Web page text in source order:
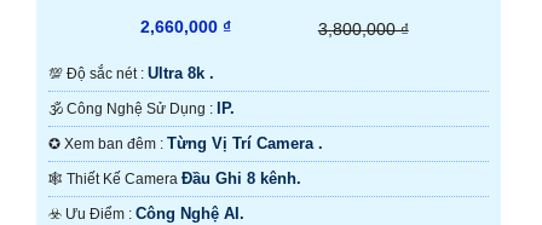
2,660,000 ₫ 3,800,000 ₫
💯 Độ sắc nét : Ultra 8k .
🕉️ Công Nghệ Sử Dụng : IP.
✪ Xem ban đêm : Từng Vị Trí Camera .
🕸️ Thiết Kế Camera Đầu Ghi 8 kênh.
️☣️ Ưu Điểm : Công Nghệ AI.